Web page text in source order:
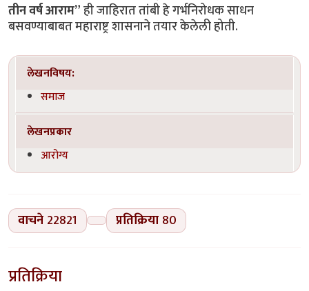
तीन वर्ष आराम”ही जाहिरात तांबी हे गर्भनिरोधक साधन
बसवण्याबाबत महाराष्ट्र शासनाने तयार केलेली होती.
लेखनविषय:
समाज
लेखनप्रकार
आरोग्य
वाचने 22821 प्रतिक्रिया 80
प्रतिक्रिया